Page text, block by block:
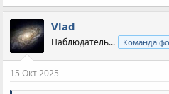
Vlad
Наблюдатель... Команда
15 Окт 2025